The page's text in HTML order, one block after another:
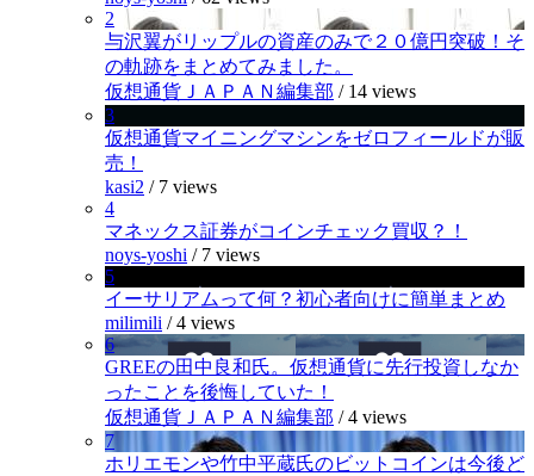
2
与沢翼がリップルの資産のみで２０億円突破！そ
の軌跡をまとめてみました。
仮想通貨ＪＡＰＡＮ編集部 / 14 views
3
仮想通貨マイニングマシンをゼロフィールドが販
売！
kasi2 / 7 views
4
マネックス証券がコインチェック買収？！
noys-yoshi / 7 views
5
イーサリアムって何？初心者向けに簡単まとめ
milimili /4 views
6
GREEの田中良和氏。仮想通貨に先行投資しなか
ったことを後悔していた！
仮想通貨ＪＡＰＡＮ編集部 /4 views
7
ホリエモンや竹中平蔵氏のビットコインは今後ど